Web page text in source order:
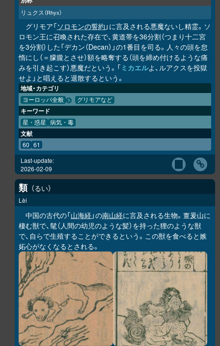
リュクス （Rhyx）
グリモア「ソロモンの誓約 」に言及される悪魔ないし精霊。ソ
ロモン王に召喚された存在で、黄道帯を36分割（つまり十二宮
を3分割）した「デカン（Decan）」の1番目を司る。人々の頭を怠
惰にし（＝朦朧とさせ）額を略奪する（頭を締め付けるような痛
みを引き起こす）悪魔だという。「ミカエルよ、ルアクスを投獄
せよ」と唱えると退散するという。
地域・カテゴリ
ヨーロッパ全般 グリモアなど
キーワード
星・惑星 病気・毒
文献
60 61
Last-update:
2026-02-09
類 るい
Lèi
中国の古代の「山海経 」の南山経に言及される生物。亶爰山に
棲む獣で、髦（人間の幼児のような髪）を持った狸のような獣
で、自らで生殖することができるという。この獣を食べると嫉
妬心がなくなるとされる。